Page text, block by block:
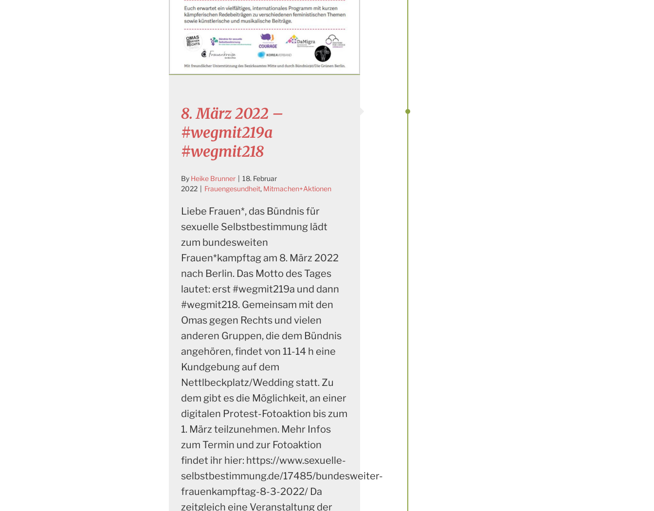
8. März 2022 –
#wegmit219a
#wegmit218
By Heike Brunner
18. Februar
2022
Frauengesundheit, Mitmachen+Aktionen
Liebe Frauen*, das Bündnis für
sexuelle Selbstbestimmung lädt
zum bundesweiten
Frauen*kampftag am 8. März 2022
nach Berlin. Das Motto des Tages
lautet: erst #wegmit219a und dann
#wegmit218. Gemeinsam mit den
Omas gegen Rechts und vielen
anderen Gruppen, die dem Bündnis
angehören, findet von 11-14 h eine
Kundgebung auf dem
Nettlbeckplatz/Wedding statt. Zu
dem gibt es die Möglichkeit, an einer
digitalen Protest-Fotoaktion bis zum
1. März teilzunehmen. Mehr Infos
zum Termin und zur Fotoaktion
findet ihr hier: https://www.sexuelle-
selbstbestimmung.de/17485/bundesweiter-
frauenkampftag-8-3-2022/ Da
zeitgleich eine Veranstaltung der